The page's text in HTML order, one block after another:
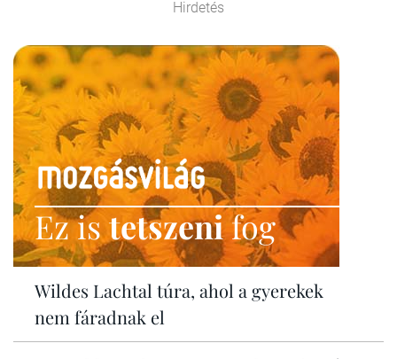
Hirdetés
Ez istetszenifog
Wildes Lachtal túra, ahol a gyerekek
nem fáradnak el